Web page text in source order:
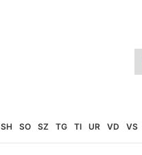
SH SO SZ TG TI UR VD VS